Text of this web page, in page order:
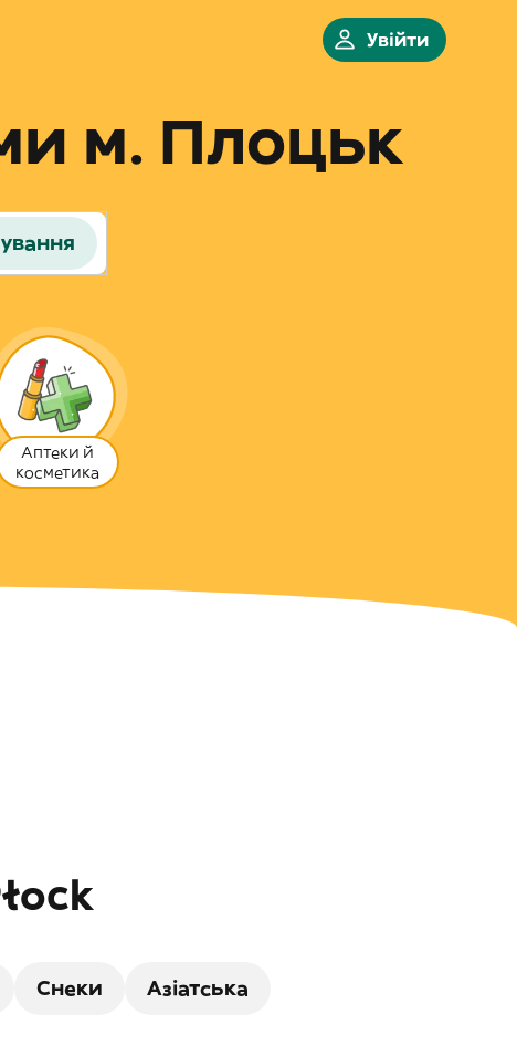
Увійти
м. Плоцьк
Аптеки й
косметика
Снеки Азіатська